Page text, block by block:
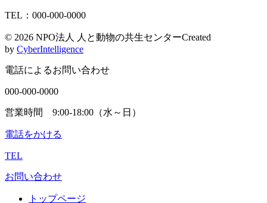
TEL：000-000-0000
© 2026 NPO法人 人と動物の共生センターCreated
by CyberIntelligence
電話によるお問い合わせ
000-000-0000
営業時間 9:00-18:00（水～日）
電話をかける
TEL
お問い合わせ
トップページ